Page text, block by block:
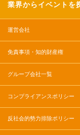
業界からイベントを
運営会社
免責事項・知的財産権
グループ会社一覧
コンプライアンスポリシー
反社会的勢力排除ポリシー